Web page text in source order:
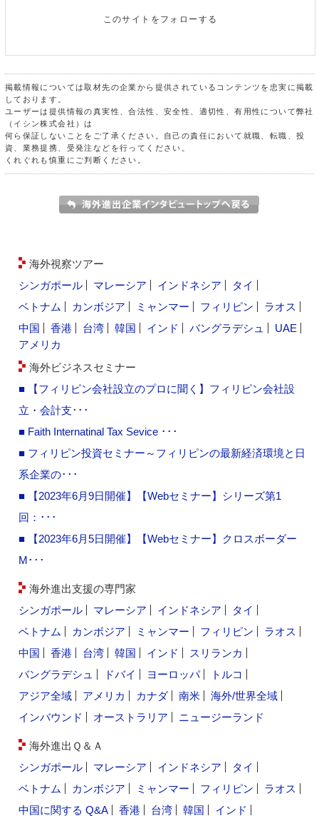
このサイトをフォローする
掲載情報については取材先の企業から提供されているコンテンツを忠実に掲載
しております。
ユーザーは提供情報の真実性、合法性、安全性、適切性、有用性について弊社
（イシン株式会社）は
何ら保証しないことをご了承ください。自己の責任において就職、転職、投
資、業務提携、受発注などを行ってください。
くれぐれも慎重にご判断ください。
海外視察ツアー
シンガポール
マレーシア インドネシア
タイ
ベトナム
カンボジア ミャンマー フィリピン
ラオス
中国
香港 台湾 韓国 インド バングラデシュ
UAE
アメリカ
海外ビジネスセミナー
■ 【フィリピン会社設立のプロに聞く】フィリピン会社設
立・会計支･･･
■ Faith Internatinal Tax Sevice ･･･
■ フィリピン投資セミナー～フィリピンの最新経済環境と日
系企業の･･･
■ 【2023年6月9日開催】【Webセミナー】シリーズ第1
回：･･･
■ 【2023年6月5日開催】【Webセミナー】クロスボーダー
M･･･
海外進出支援の専門家
シンガポール
マレーシア インドネシア
タイ
ベトナム
カンボジア ミャンマー フィリピン
ラオス
中国
香港 台湾 韓国 インド
スリランカ
バングラデシュ
ドバイ ヨーロッパ
トルコ
アジア全域
アメリカ カナダ 南米
海外/世界全域
インバウンド
オーストラリア ニュージーランド
海外進出Ｑ＆Ａ
シンガポール
マレーシア インドネシア
タイ
ベトナム
カンボジア ミャンマー フィリピン
ラオス
中国に関する Q&A
香港 台湾 韓国 インド